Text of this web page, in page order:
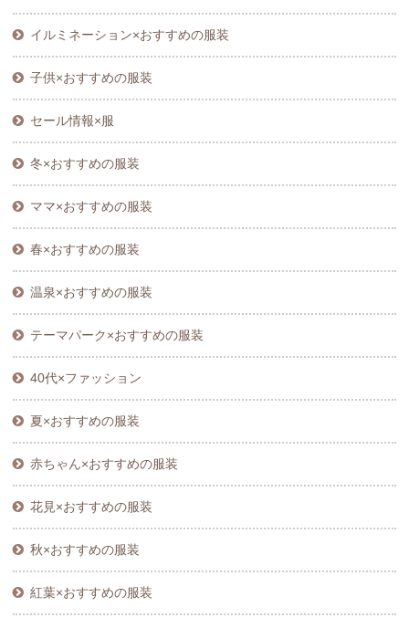
イルミネーション×おすすめの服装
子供×おすすめの服装
セール情報×服
冬×おすすめの服装
ママ×おすすめの服装
春×おすすめの服装
温泉×おすすめの服装
テーマパーク×おすすめの服装
40代×ファッション
夏×おすすめの服装
赤ちゃん×おすすめの服装
花見×おすすめの服装
秋×おすすめの服装
紅葉×おすすめの服装